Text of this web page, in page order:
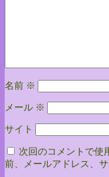
名前 ※
メール ※
サイト
次回のコメントで使
前、メールアドレス、サ